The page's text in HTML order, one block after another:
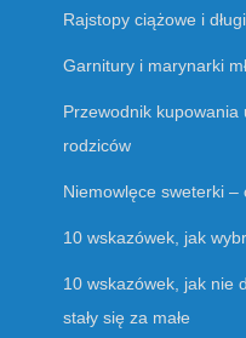
Rajstopy ciążowe i
Garnitury i marynarki
Przewodnik
rodziców
Niemowlęce sweterki –
10 wskazówek, jak
10 wskazówek, jak nie
stały się za małe